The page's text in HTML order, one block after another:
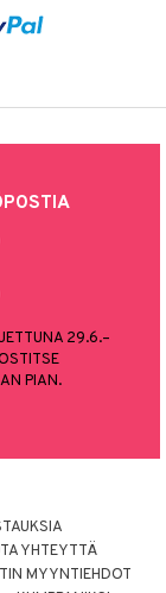
29.6.–
PIAN.
YHTEYTTÄ
MYYNTIEHDOT